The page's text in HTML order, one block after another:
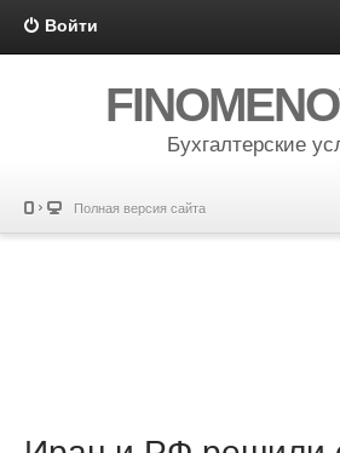
Войти
Бухгалтерские
Полная версия сайта